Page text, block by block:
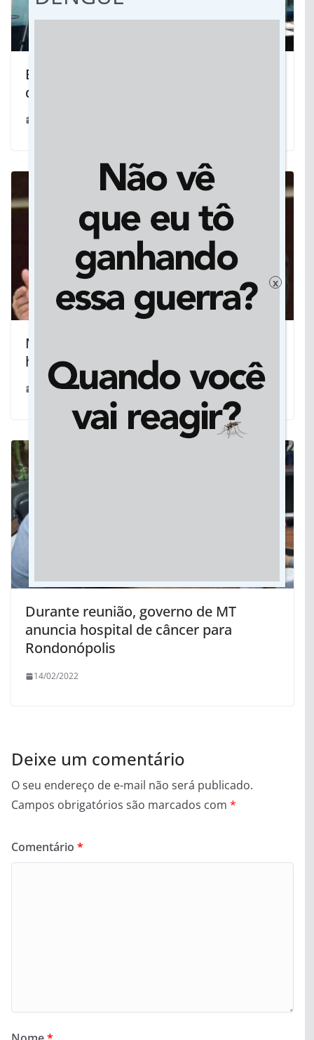
Em congresso, PSB elege diretório
douradense e mira eleições
Médico defende necessidade do
hospital de câncer em Rondonópolis
20/02/2022
Durante reunião, governo de MT
anuncia hospital de câncer para
Rondonópolis
14/02/2022
Deixe um comentário
O seu endereço de e-mail não será publicado.
Campos obrigatórios são marcados com *
Comentário *
x